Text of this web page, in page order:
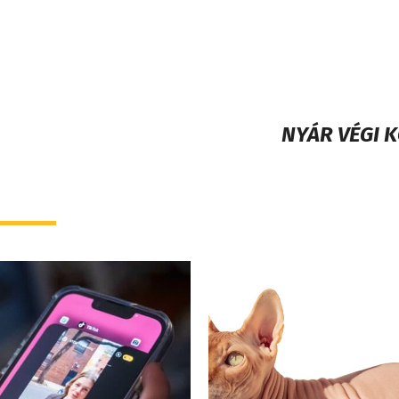
NYÁR VÉGI